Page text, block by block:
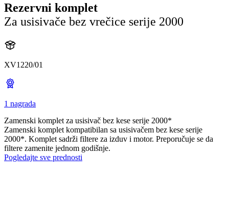
Rezervni komplet
Za usisivače bez vrečice serije 2000
XV1220/01
1 nagrada
Zamenski komplet za usisivač bez kese serije 2000*
Zamenski komplet kompatibilan sa usisivačem bez kese serije
2000*. Komplet sadrži filtere za izduv i motor. Preporučuje se da
filtere zamenite jednom godišnje.
Pogledajte sve prednosti